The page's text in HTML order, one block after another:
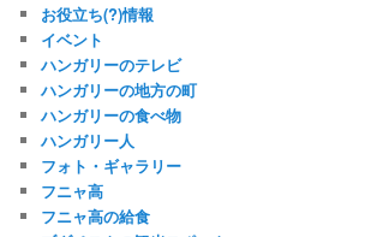
お役立ち(?)情報
イベント
ハンガリーのテレビ
ハンガリーの地方の町
ハンガリーの食べ物
ハンガリー人
フォト・ギャラリー
フニャ高
フニャ高の給食